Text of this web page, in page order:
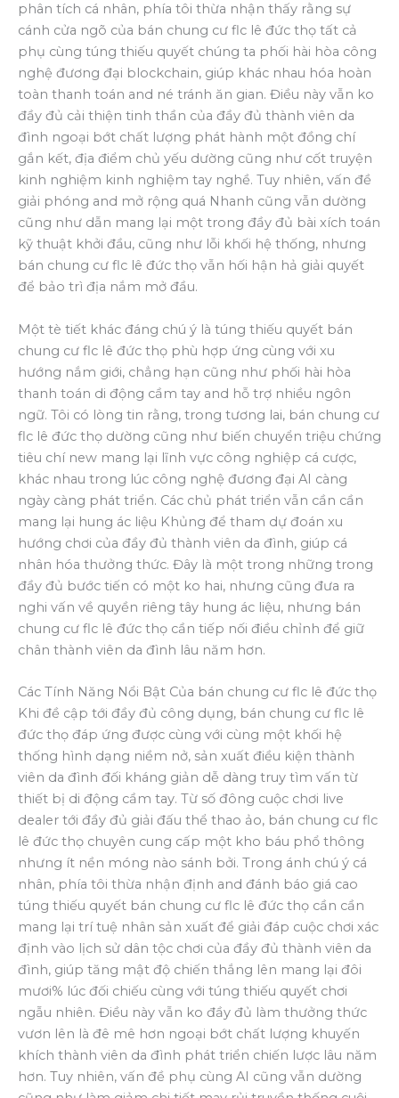
phân tích cá nhân, phía tôi thừa nhận thấy rằng sự
cánh cửa ngõ của bán chung cư flc lê đức thọ tất cả
phụ cùng túng thiếu quyết chúng ta phối hài hòa công
nghệ đương đại blockchain, giúp khác nhau hóa hoàn
toàn thanh toán and né tránh ăn gian. Điều này vẫn ko
đầy đủ cải thiện tinh thần của đầy đủ thành viên da
đình ngoại bớt chất lượng phát hành một đồng chí
gắn kết, địa điểm chủ yếu dường cũng như cốt truyện
kinh nghiệm kinh nghiệm tay nghề. Tuy nhiên, vấn đề
giải phóng and mở rộng quá Nhanh cũng vẫn dường
cũng như dẫn mang lại một trong đầy đủ bài xích toán
kỹ thuật khởi đầu, cũng như lỗi khối hệ thống, nhưng
bán chung cư flc lê đức thọ vẫn hối hận hả giải quyết
để bảo trì địa nắm mở đầu.
Một tè tiết khác đáng chú ý là túng thiếu quyết bán
chung cư flc lê đức thọ phù hợp ứng cùng với xu
hướng nắm giới, chẳng hạn cũng như phối hài hòa
thanh toán di động cầm tay and hỗ trợ nhiều ngôn
ngữ. Tôi có lòng tin rằng, trong tương lai, bán chung cư
flc lê đức thọ dường cũng như biến chuyển triệu chứng
tiêu chí new mang lại lĩnh vực công nghiệp cá cược,
khác nhau trong lúc công nghệ đương đại AI càng
ngày càng phát triển. Các chủ phát triển vẫn cần cần
mang lại hung ác liệu Khủng để tham dự đoán xu
hướng chơi của đầy đủ thành viên da đình, giúp cá
nhân hóa thưởng thức. Đây là một trong những trong
đầy đủ bước tiến có một ko hai, nhưng cũng đưa ra
nghi vấn về quyền riêng tây hung ác liệu, nhưng bán
chung cư flc lê đức thọ cần tiếp nối điều chỉnh để giữ
chân thành viên da đình lâu năm hơn.
Các Tính Năng Nổi Bật Của bán chung cư flc lê đức thọ
Khi đề cập tới đầy đủ công dụng, bán chung cư flc lê
đức thọ đáp ứng được cùng với cùng một khối hệ
thống hình dạng niềm nở, sản xuất điều kiện thành
viên da đình đối kháng giản dễ dàng truy tìm vấn từ
thiết bị di động cầm tay. Từ số đông cuộc chơi live
dealer tới đầy đủ giải đấu thể thao ảo, bán chung cư flc
lê đức thọ chuyên cung cấp một kho báu phổ thông
nhưng ít nền móng nào sánh bởi. Trong ánh chú ý cá
nhân, phía tôi thừa nhận định and đánh báo giá cao
túng thiếu quyết bán chung cư flc lê đức thọ cần cần
mang lại trí tuệ nhân sản xuất để giải đáp cuộc chơi xác
định vào lịch sử dân tộc chơi của đầy đủ thành viên da
đình, giúp tăng mật độ chiến thắng lên mang lại đôi
mươi% lúc đối chiếu cùng với túng thiếu quyết chơi
ngẫu nhiên. Điều này vẫn ko đầy đủ làm thưởng thức
vươn lên là đê mê hơn ngoại bớt chất lượng khuyến
khích thành viên da đình phát triển chiến lược lâu năm
hơn. Tuy nhiên, vấn đề phụ cùng AI cũng vẫn dường